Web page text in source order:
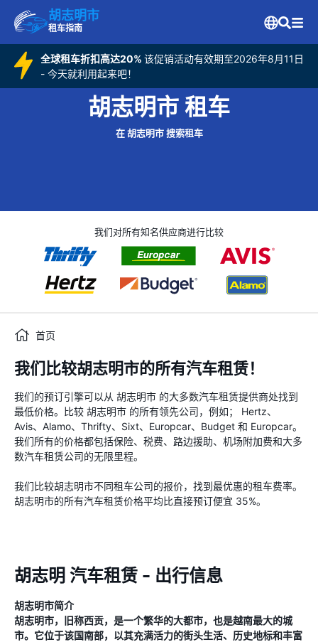
胡志明市
租车指南
全球租车折扣高达20% 该促销活动有效期至2026年8月11日
- 今天就利用起来吧！
胡志明市 租车
在 胡志明市 搜索租车
我们对所有知名供应商进行比较
首页
我们比较胡志明市的所有汽车租赁！
我们的预订引擎可以从 胡志明市 的大多数汽车租赁提供商处找到
最低价格。比较 胡志明市 的所有领先公司，例如； Hertz、
Avis、Alamo、Thrifty、Sixt、Europcar、Budget 和 Europcar。
我们所有的价格都包括保险、税费、路边援助、机场附加费和大多
数汽车租赁公司的无限里程。
我们比较胡志明市不同租车公司的报价，找到最优惠的租车费率。
胡志明市的所有汽车租赁价格平均比直接预订便宜 35%。
胡志明 汽车租赁 - 出行信息
胡志明市简介
胡志明市，旧称西贡，是一个繁华的大都市，也是越南最大的城
市。它位于该国南部，以其充满活力的街头生活、历史地标和丰富